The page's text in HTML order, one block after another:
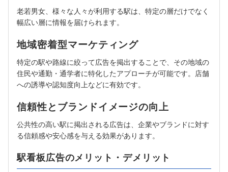
老若男女、様々な人々が利用する駅は、特定の層だけでなく
幅広い層に情報を届けられます。
地域密着型マーケティング
特定の駅や路線に絞って広告を掲出することで、その地域の
住民や通勤・通学者に特化したアプローチが可能です。店舗
への誘導や認知度向上などに有効です。
信頼性とブランドイメージの向上
公共性の高い駅に掲出される広告は、企業やブランドに対す
る信頼感や安心感を与える効果があります。
駅看板広告のメリット・デメリット